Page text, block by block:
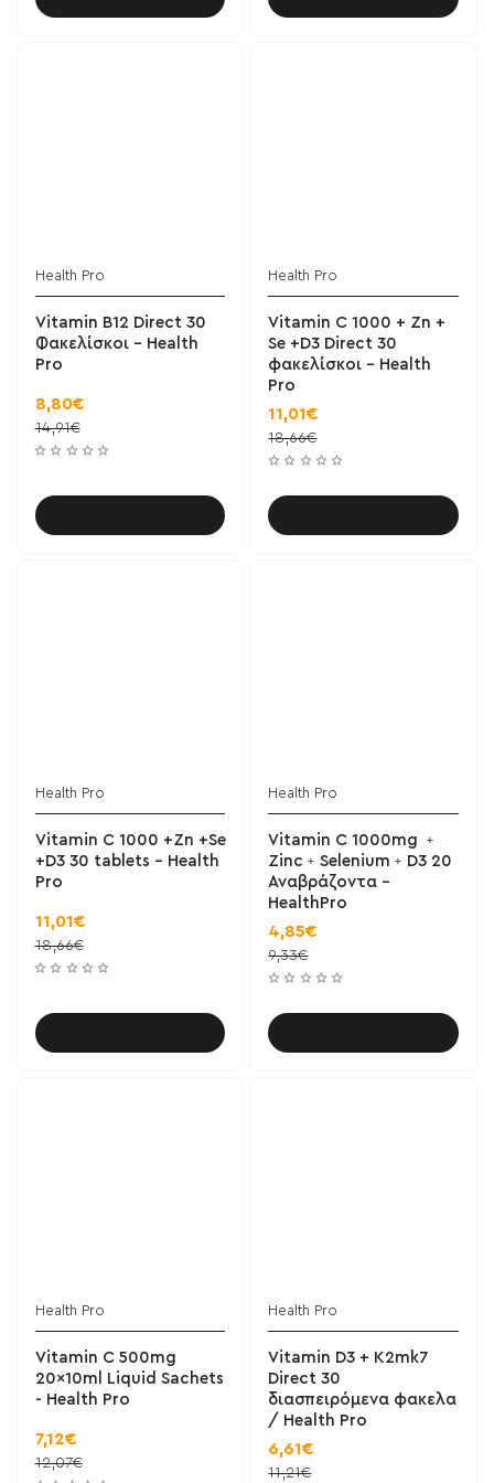
Health Pro
Vitamin B12 Direct 30
Φακελίσκοι - Health
Pro
8,80€
14,91€
Health Pro
Vitamin C 1000 + Zn +
Se +D3 Direct 30
φακελίσκοι - Health
Pro
11,01€
18,66€
Health Pro
Vitamin C 1000 +Zn +Se
+D3 30 tablets - Health
Pro
11,01€
18,66€
Health Pro
Vitamin C 1000mg ﹢
Zinc﹢Selenium﹢D3 20
Αναβράζοντα -
HealthPro
4,85€
9,33€
Health Pro
Vitamin C 500mg
20x10ml Liquid Sachets
- Health Pro
7,12€
12,07€
Health Pro
Vitamin D3 + K2mk7
Direct 30
διασπειρόμενα φακελα
/ Health Pro
6,61€
11,21€